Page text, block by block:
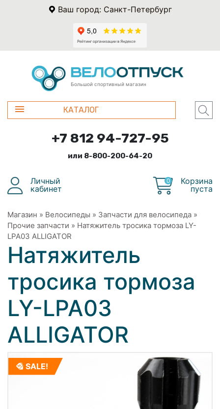
Ваш город: Санкт-Петербург
Большой спортивный магазин
КАТАЛОГ
+7 812 94-727-95
или 8-800-200-64-20
Личный
кабинет
0
Корзина
пуста
Магазин » Велосипеды » Запчасти для велосипеда »
Прочие запчасти » Натяжитель тросика тормоза LY-
LPA03 ALLIGATOR
Натяжитель
тросика тормоза
LY-LPA03
ALLIGATOR
SALE!